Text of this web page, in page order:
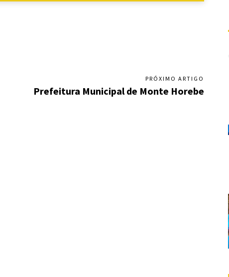
PRÓXIMO ARTIGO
Prefeitura Municipal de Monte Horebe